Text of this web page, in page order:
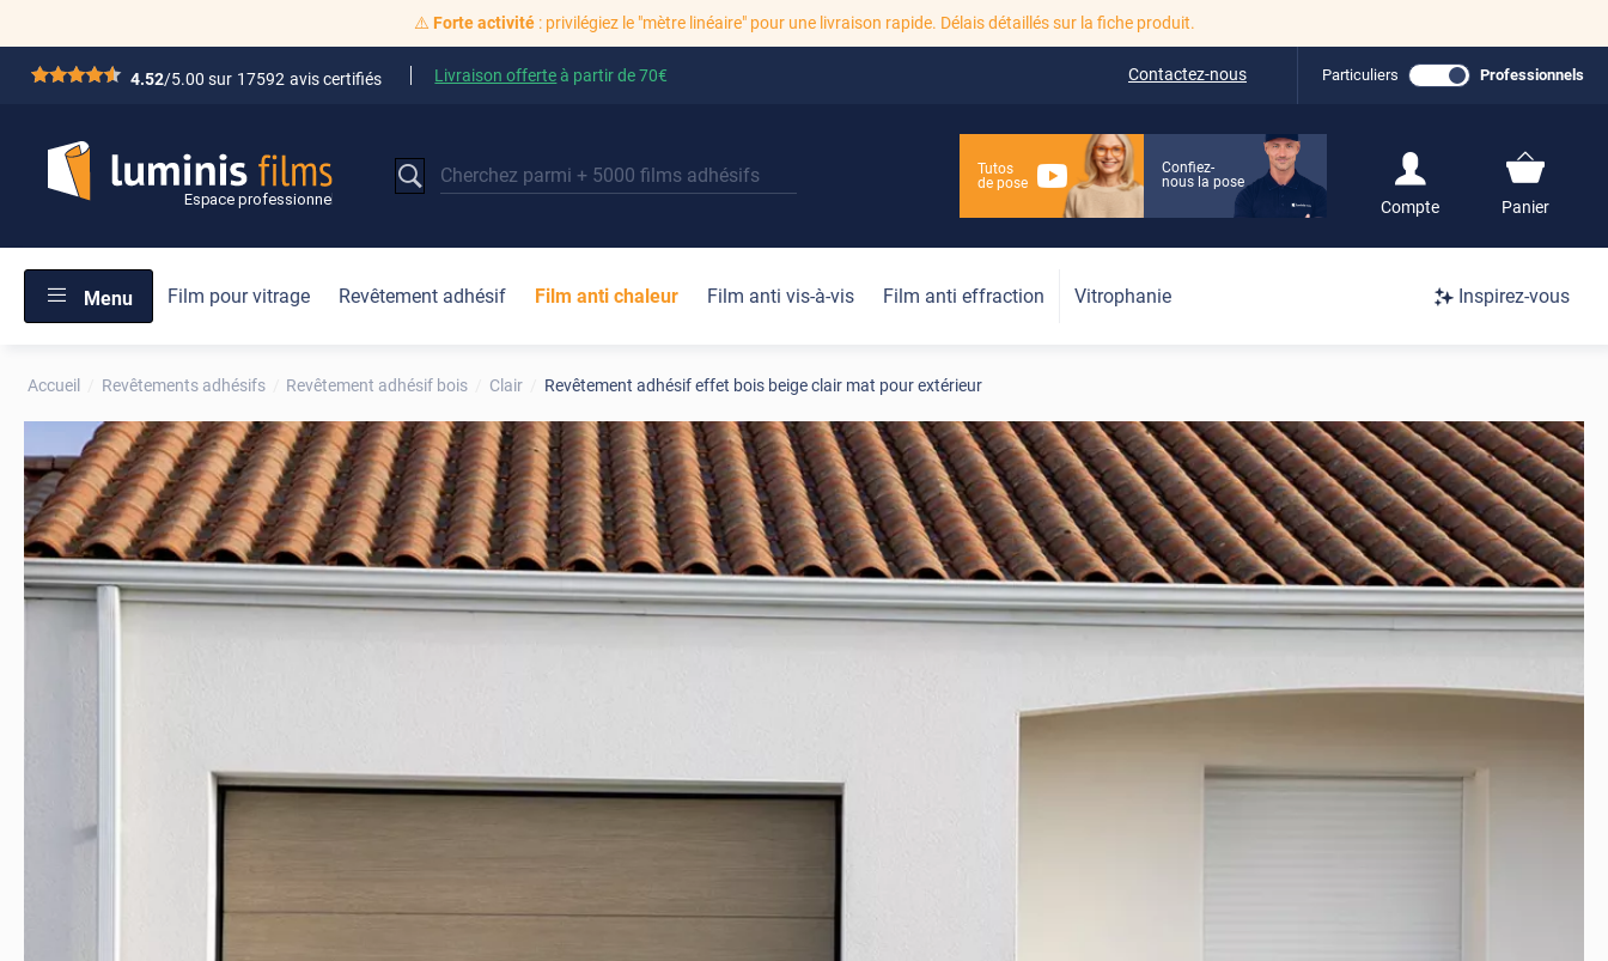
⚠️ Forte activité: privilégiez le "mètre linéaire" pour une livraison rapide. Délais détaillés sur la fiche produit.
*****4.52/5.00 sur 17592 avis certifiés Livraison offerteà partir de70€ Contactez-nous Particuliers Professionnels
Tutos
de pose
Confiez-
nous la pose
Compte
S'inscrire / Se
Panier
Menu Film pour vitrage Revêtement adhésif Film anti chaleur Film anti vis-à-vis Film anti effraction Vitrophanie Inspirez-vous
Accueil Revêtements adhésifs Revêtement adhésif bois Clair Revêtement adhésif effet bois beige clair mat pour extérieur